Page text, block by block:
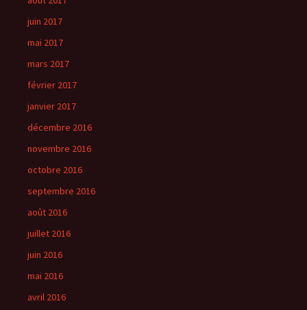
juin 2017
mai 2017
mars 2017
février 2017
janvier 2017
décembre 2016
novembre 2016
octobre 2016
septembre 2016
août 2016
juillet 2016
juin 2016
mai 2016
avril 2016